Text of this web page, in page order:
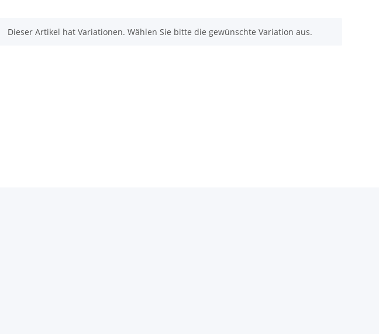
x
Dieser Artikel hat Variationen. Wählen Sie bitte die gewünschte Variation aus.